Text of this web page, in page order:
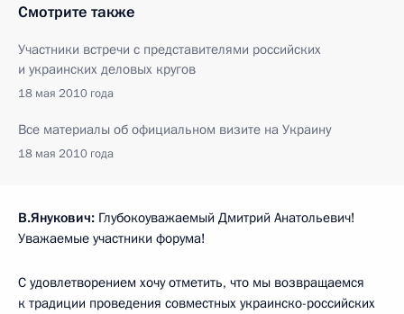
Смотрите также
Участники встречи с представителями российских
и украинских деловых кругов
18 мая 2010 года
Все материалы об официальном визите на Украину
18 мая 2010 года
В.Янукович: Глубокоуважаемый Дмитрий Анатольевич!
Уважаемые участники форума!
С удовлетворением хочу отметить, что мы возвращаемся
к традиции проведения совместных украинско-российских